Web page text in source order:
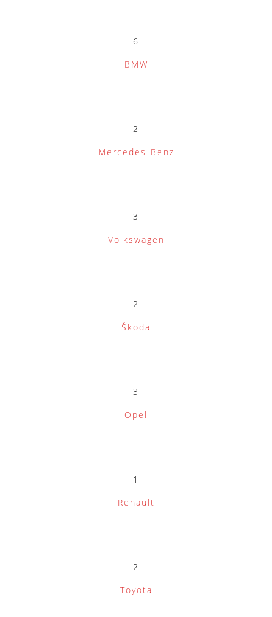
6
BMW
2
Mercedes-Benz
3
Volkswagen
2
Škoda
3
Opel
1
Renault
2
Toyota